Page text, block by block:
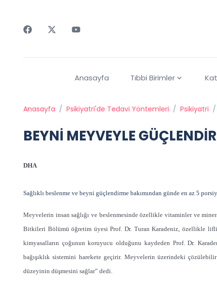
Anasayfa Tıbbi Birimler
Anasayfa / Psikiyatri'de Tedavi Yöntemleri / Psikiyatri /
BEYNİ MEYVEYLE
DHA
Sağlıklı beslenme ve beyni güçlendirme bakımından günde en az 5
Meyvelerin insan sağlığı ve beslenmesinde özellikle vitaminler ve
Bitkileri Bölümü öğretim üyesi Prof. Dr. Turan Karadeniz, özellikle
kimyasalların çoğunun koruyucu olduğunu kaydeden Prof. Dr.
bağışıklık sistemini harekete geçirir. Meyvelerin üzerindeki
düzeyinin düşmesini sağlar” dedi.